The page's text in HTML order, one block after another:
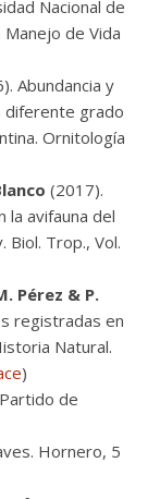
Nacional de
de Vida
Abundancia y
diferente grado
Ornitología
(2017).
la avifauna del
Biol. Trop., Vol.
Pérez & P.
registradas en
Natural.
)
de
Hornero, 5